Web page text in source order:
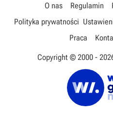
O nas Regulamin
Polityka prywatności
Praca
Copyright © 2000 -